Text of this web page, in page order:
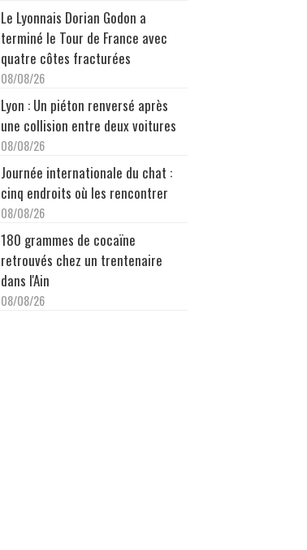
Le Lyonnais Dorian Godon a
terminé le Tour de France avec
quatre côtes fracturées
08/08/26
Lyon : Un piéton renversé après
une collision entre deux voitures
08/08/26
Journée internationale du chat :
cinq endroits où les rencontrer
08/08/26
180 grammes de cocaïne
retrouvés chez un trentenaire
dans l'Ain
08/08/26